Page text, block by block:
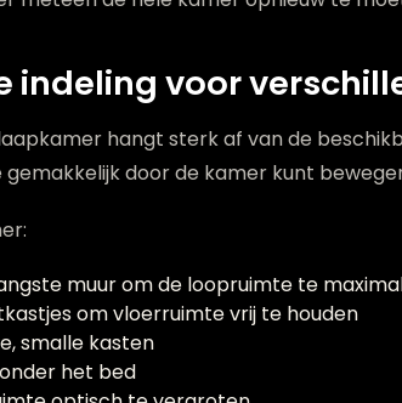
indeling voor
hangt sterk af van de
door de kamer kunt
muur om de loopruimte te
om vloerruimte vrij te houden
smalle kasten
het bed